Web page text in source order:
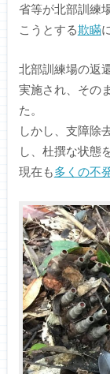
省等が北部訓練
こうとする欺瞞
北部訓練場の返
実施され、その
た。
しかし、支障除
し、杜撰な状態
現在も多くの不